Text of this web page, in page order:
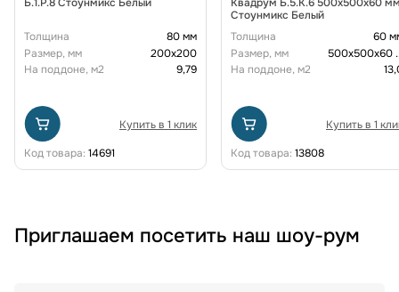
Толщина
80 мм
Размер, мм
200х200
На поддоне, м2
9,79
Купить в 1 клик
Код товара: 14691
Стоунмикс Белый
Толщина
60
Размер, мм
500х500х60
На поддоне, м2
Купить в 1
Код товара: 13808
Приглашаем посетить наш шоу-рум